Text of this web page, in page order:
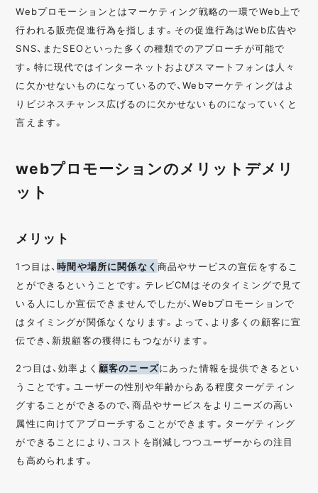
Webプロモーションとはマーケティング戦略の一環でWeb上で
行われる販売促進行為を指します。その促進行為はWeb広告や
SNS、またSEOといった多くの種類でのアプローチが可能で
す。特に現代ではインターネットおよびスマートフォンは人々
に欠かせないものになっているので、Webマーケティングはよ
りビジネスチャンス広げるのに欠かせないものになっていくと
言えます。
webプロモーションのメリットデメリ
ット
メリット
1つ目は、時間や場所に関係なく 商品やサービスの宣伝をするこ
とができるということです。テレビCMはそのタイミングで見て
いる人にしか宣伝できませんでしたが、Webプロモーションで
はタイミングが関係なくなります。よって、より多くの顧客に宣
伝でき、新規顧客の獲得にもつながります。
2つ目は、効率よく 顧客のニーズにあった情報を提供できるとい
うことです。ユーザーの性別や年齢からある程度ターゲティン
グすることができるので、商品やサービスをよりニーズの高い
属性に向けてアプローチすることができます。ターゲティング
ができることにより、コストを削減しつつユーザーからの注目
も高められます。